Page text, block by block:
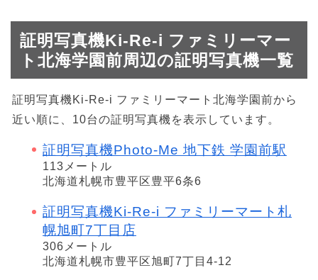
証明写真機Ki-Re-i ファミリーマー
ト北海学園前周辺の証明写真機一覧
証明写真機Ki-Re-i ファミリーマート北海学園前から
近い順に、10台の証明写真機を表示しています。
証明写真機Photo-Me 地下鉄 学園前駅
113メートル
北海道札幌市豊平区豊平6条6
証明写真機Ki-Re-i ファミリーマート札
幌旭町7丁目店
306メートル
北海道札幌市豊平区旭町7丁目4-12